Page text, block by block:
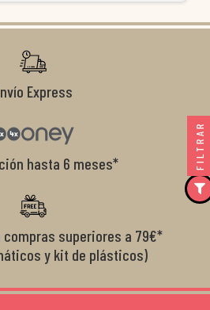
Express
hasta 6 meses*
compras superiores a 79€*
y kit de plásticos)
FILTRAR